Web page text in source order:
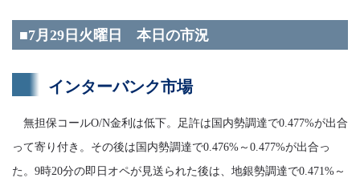
■7月29日火曜日 本日の市況
インターバンク市場
無担保コールO/N金利は低下。足許は国内勢調達で0.477%が出合
って寄り付き。その後は国内勢調達で0.476%～0.477%が出合っ
た。9時20分の即日オペが見送られた後は、地銀勢調達で0.471%～